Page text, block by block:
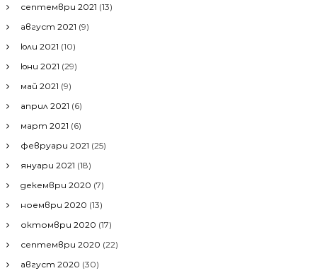
септември 2021 (13)
август 2021 (9)
юли 2021 (10)
юни 2021 (29)
май 2021 (9)
април 2021 (6)
март 2021 (6)
февруари 2021 (25)
януари 2021 (18)
декември 2020 (7)
ноември 2020 (13)
октомври 2020 (17)
септември 2020 (22)
август 2020 (30)